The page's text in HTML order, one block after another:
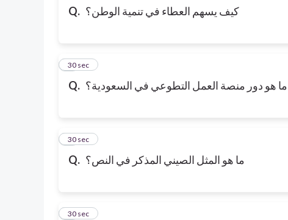
Q. كيف يسهم العطاء في تنمية الوطن؟
Q. ما هو دور منصة العمل التطوعي في السعودية؟
5
30 sec
Q. ما هو المثل الصيني المذكر في النص؟
6
30 sec
7
30 sec